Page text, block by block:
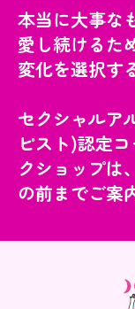
本当に大事な
愛し続けるた
変化を選択す
セクシャルア
ピスト)認定
クショップは
の前までご案